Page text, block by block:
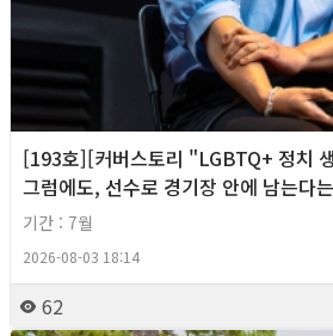
[193호][커버스토리 "LGBTQ+ 정치
그럼에도, 선수로 경기장 안에 남는다
기간 : 7월
2026-08-03 18:14
62